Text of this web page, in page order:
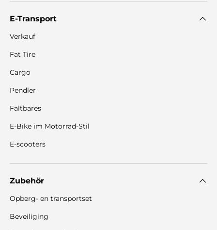
E-Transport
Verkauf
Fat Tire
Cargo
Pendler
Faltbares
E-Bike im Motorrad-Stil
E-scooters
Zubehör
Opberg- en transportset
Beveiliging